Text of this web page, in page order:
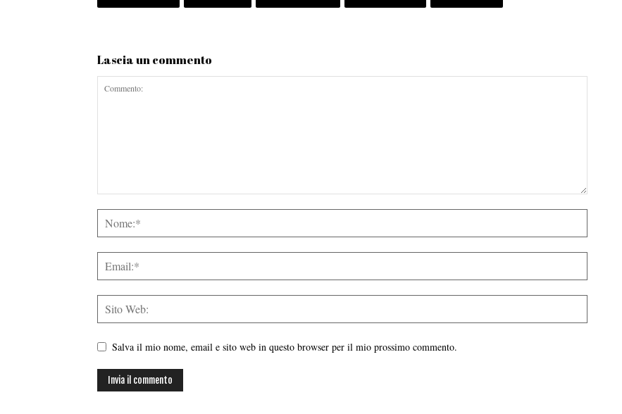
Lascia un commento
Salva il mio nome, email e sito web in questo browser per il mio prossimo commento.